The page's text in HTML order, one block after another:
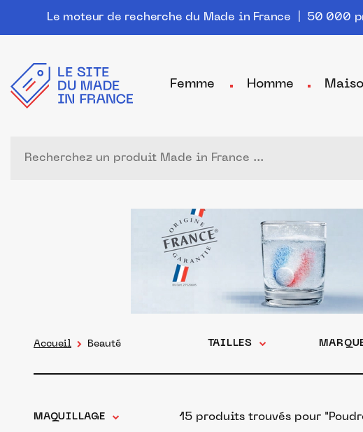
Le moteur de recherche du Made in France | 50 000
Femme Homme
Accueil Beauté TAILLES
MAQUILLAGE 15 produits trouvés pour